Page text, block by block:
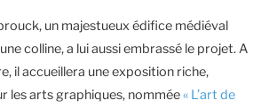
un majestueux édifice médiéval
colline, a lui aussi embrassé le projet. A
il accueillera une exposition riche,
les arts graphiques, nommée« L’art de